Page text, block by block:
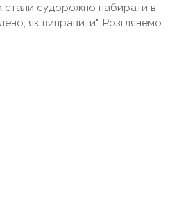
стали судорожно набирати в
як виправити". Розглянемо